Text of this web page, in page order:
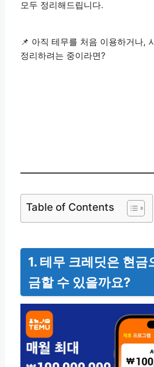
모두 정리해드립니다.
📌 아직 테무를 처음 이용하거나,
정리하려는 중이라면?
Table of Contents
1. 테무 크레딧은 현금
금할 수 있을까요?